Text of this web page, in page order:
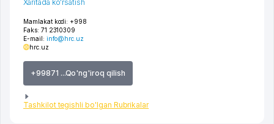
Mamlakat kodi: +998
Faks: 71 2310309
E-mail: info@hrc.uz
hrc.uz
+99871 ...Qo'ng'iroq qilish
Tashkilot tegishli bo'lgan Rubrikalar
Xaritada ko'rsatish